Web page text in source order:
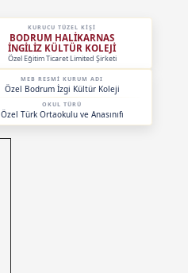
KURUCU TÜZEL KİŞİ
BODRUM HALİKARNAS
İNGİLİZ KÜLTÜR KOLEJİ
Özel Eğitim Ticaret Limited Şirketi
MEB RESMİ KURUM ADI
Özel Bodrum İzgi Kültür Koleji
OKUL TÜRÜ
Özel Türk Ortaokulu ve Anasınıfı